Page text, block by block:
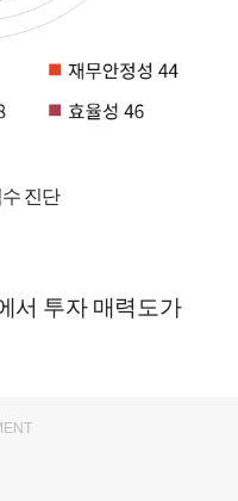
수 진단
서 투자 매력도가